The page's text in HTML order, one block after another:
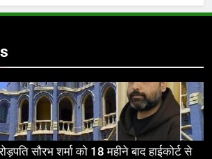
सौरभ शर्मा को 18 महीने बाद हाईकोर्ट से